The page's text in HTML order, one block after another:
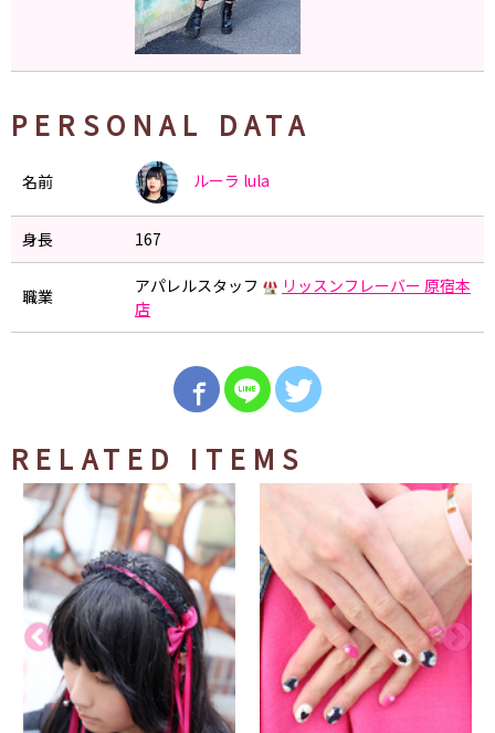
PERSONAL DATA
名前 ルーラ lula
身長 167
職業 アパレルスタッフ
リッスンフレーバー 原宿本
店
RELATED ITEMS